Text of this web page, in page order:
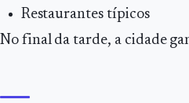
Restaurantes típicos
No final da tarde, a cidade